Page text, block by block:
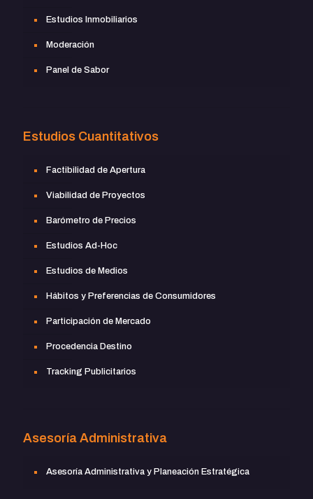
Estudios Inmobiliarios
Moderación
Panel de Sabor
Estudios Cuantitativos
Factibilidad de Apertura
Viabilidad de Proyectos
Barómetro de Precios
Estudios Ad-Hoc
Estudios de Medios
Hábitos y Preferencias de Consumidores
Participación de Mercado
Procedencia Destino
Tracking Publicitarios
Asesoría Administrativa
Asesoría Administrativa y Planeación Estratégica